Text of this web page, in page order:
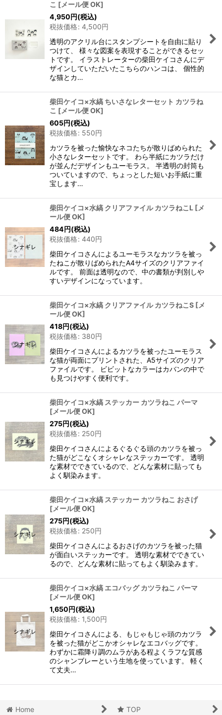
こ [メール便 OK]
4,950円(税込)
税抜価格: 4,500円
透明のアクリル台にスタンプシートを自由に貼り
つけて、 様々な図案を表現することができるセッ
トです。 イラストレーターの柴田ケイコさんにデ
ザインしていただいたこちらのハンコは、 個性的
な猫とカ…
柴田ケイコ×水縞 ちいさなレターセット カツラね
こ [メール便 OK]
605円(税込)
税抜価格: 550円
カツラを被った愉快なネコたちが散りばめられた
小さなレターセットです。 わら半紙にカツラだけ
が並んだデザインもユーモラス。 半透明の封筒も
ついていますので、ちょっとした短いお手紙に重
宝します…
柴田ケイコ×水縞 クリアファイル カツラねこL [メ
ール便 OK]
484円(税込)
税抜価格: 440円
柴田ケイコさんによるユーモラスなカツラを被っ
たねこが散りばめられたA4サイズのクリアファイ
ルです。 前面は透明なので、中の書類が判別しや
すいデザインになっています。
柴田ケイコ×水縞 クリアファイル カツラねこS [メ
ール便 OK]
418円(税込)
税抜価格: 380円
柴田ケイコさんによるカツラを被ったユーモラス
な猫が両面にプリントされた、A5サイズのクリア
ファイルです。 ビビットなカラーはカバンの中で
も見つけやすく便利です。
柴田ケイコ×水縞 ステッカー カツラねこ パーマ
[メール便 OK]
275円(税込)
税抜価格: 250円
柴田ケイコさんによるぐるぐる頭のカツラを被っ
た猫がどこなくオシャレなステッカーです。 透明
な素材でできているので、どんな素材に貼っても
よく馴染みます。
柴田ケイコ×水縞 ステッカー カツラねこ おさげ
[メール便 OK]
275円(税込)
税抜価格: 250円
柴田ケイコさんによるおさげのカツラを被った猫
が面白いステッカーです。 透明な素材でできてい
るので、どんな素材に貼ってもよく馴染みます。
柴田ケイコ×水縞 エコバッグ カツラねこ パーマ
[メール便 OK]
1,650円(税込)
税抜価格: 1,500円
柴田ケイコさんによる、もじゃもじゃ頭のカツラ
を被った猫がどこかオシャレなエコバッグです。
わずかに霜降り調のムラがある程よくラフな質感
のシャンブレーという生地を使っています。 軽く
て丈夫…
Home TOP